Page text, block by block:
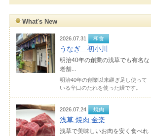
What's New
2026.07.31 和食
うなぎ 初小川
明治40年の創業の浅草でも有名な
老舗...
明治40年の創業以来継ぎ足し使って
いる辛口のたれを使った鰻です。
2026.07.24 焼肉
浅草 焼肉 金楽
浅草で美味しいお肉を安く食べれ